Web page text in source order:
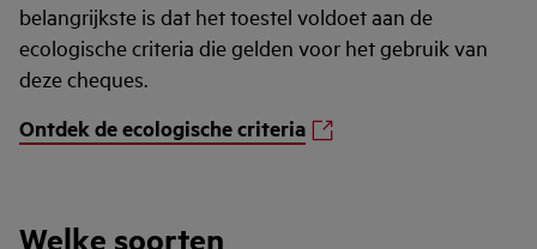
belangrijkste is dat het toestel voldoet aan de
ecologische criteria die gelden voor het gebruik van
deze cheques.
Ontdek de ecologische criteria
Welke soorten